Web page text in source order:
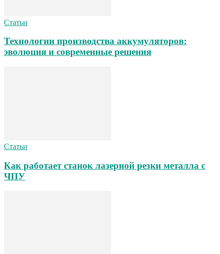
Статьи
Технологии производства аккумуляторов:
эволюция и современные решения
Статьи
Как работает станок лазерной резки металла с
ЧПУ